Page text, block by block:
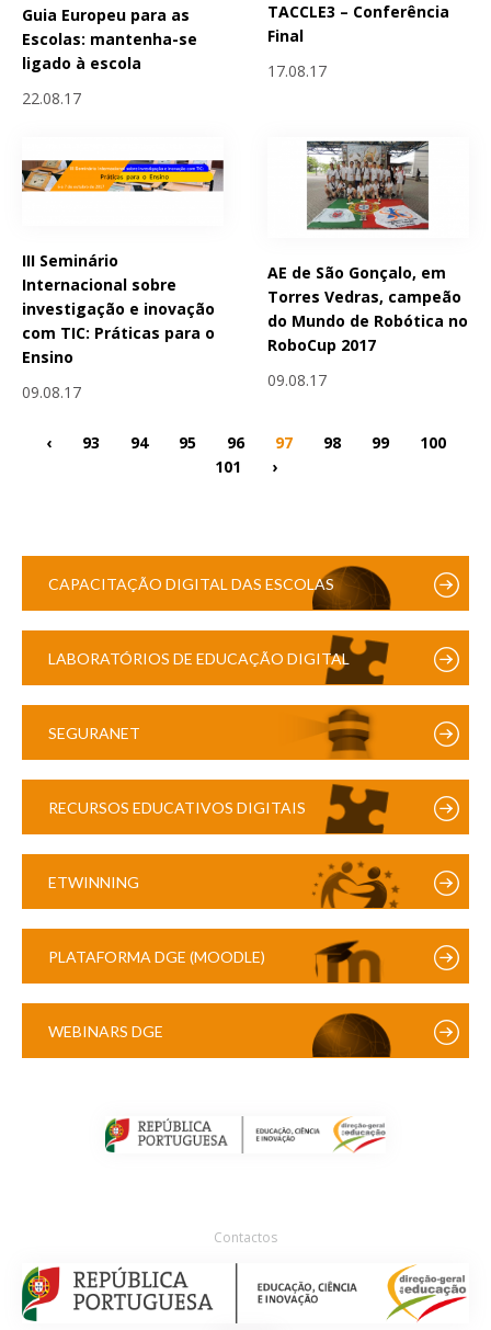
Guia Europeu para as
Escolas: mantenha-se
ligado à escola
22.08.17
TACCLE3 – Conferência
Final
17.08.17
III Seminário
Internacional sobre
investigação e inovação
com TIC: Práticas para o
Ensino
09.08.17
AE de São Gonçalo, em
Torres Vedras, campeão
do Mundo de Robótica no
RoboCup 2017
09.08.17
‹ 93 94 95 96 97 98 99
100
101
›
CAPACITAÇÃO DIGITAL DAS ESCOLAS
LABORATÓRIOS DE EDUCAÇÃO DIGITAL
SEGURANET
RECURSOS EDUCATIVOS DIGITAIS
ETWINNING
PLATAFORMA DGE (MOODLE)
WEBINARS DGE
Contactos